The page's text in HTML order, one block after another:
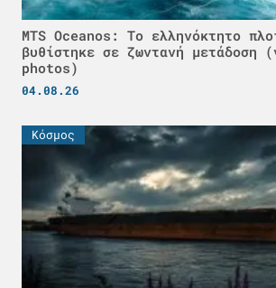
MTS Oceanos: Το ελληνόκτητο
βυθίστηκε σε ζωντανή μετάδοση
photos)
04.08.26
Κόσμος